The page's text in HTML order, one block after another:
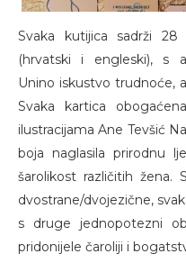
Svaka kutijica sadrži 28
(hrvatski i engleski), s
Unino iskustvo trudnoće,
Svaka kartica
ilustracijama Ane Tevšić
boja naglasila prirodnu
šarolikost različitih
dvostrane/dvojezične,
s druge jednopotezni
pridonijele čaroliji i